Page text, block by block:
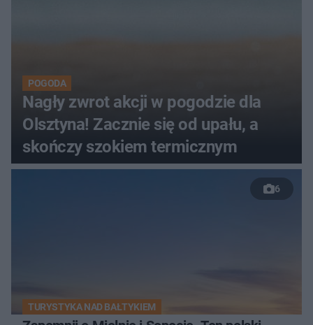
POGODA
Nagły zwrot akcji w pogodzie dla
Olsztyna! Zacznie się od upału, a
skończy szokiem termicznym
6
TURYSTYKA NAD BAŁTYKIEM